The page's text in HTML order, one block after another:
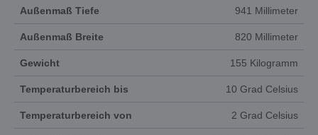
Außenmaß Tiefe 941 Millimeter
Außenmaß Breite 820 Millimeter
Gewicht 155 Kilogramm
Temperaturbereich bis 10 Grad Celsius
Temperaturbereich von 2 Grad Celsius